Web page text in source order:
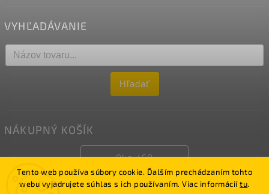
Tento web používa súbory cookie. Ďalším prechádzaním tohto
webu vyjadrujete súhlas s ich používaním. Viac informáciítu.
VYHĽADÁVANIE
Hľadať
NÁKUPNÝ KOŠÍK
0ks /€0